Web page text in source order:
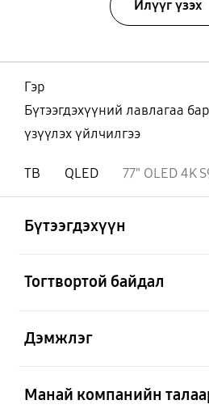
Илүүг үзэх
Гэр
Бүтээгдэхүүний лавлагаа
үзүүлэх үйлчилгээ
ТВ QLED 77" OLED 4K
Бүтээгдэхүүн
Тогтвортой байдал
Дэмжлэг
Манай компанийн